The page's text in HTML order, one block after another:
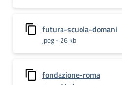
futura-scuola-domani
jpeg - 26 kb
fondazione-roma